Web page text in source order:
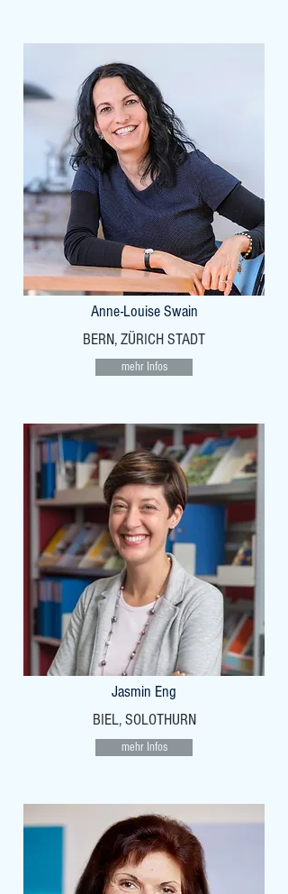
Anne-Louise Swain
BERN, ZÜRICH STADT
mehr Infos
Jasmin Eng
BIEL, SOLOTHURN
mehr Infos